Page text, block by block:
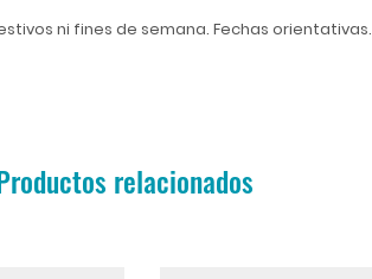
ni fines de semana. Fechas orientativas.
relacionados